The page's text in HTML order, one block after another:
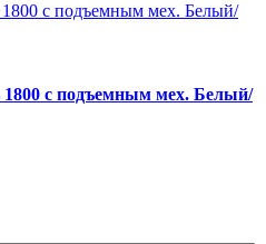
с подъемным мех. Белый/